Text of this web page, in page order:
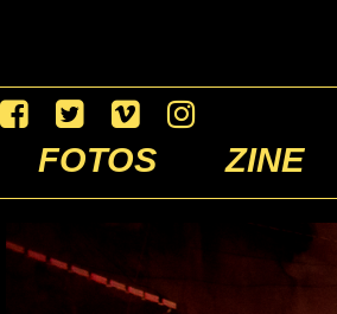
FOTOS ZINE